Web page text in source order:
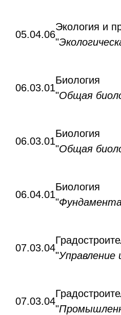
05.04.06
Экология и
"
06.03.01
Биология
"Общая
06.03.01
Биология
"Общая
06.04.01
Биология
"
07.03.04
"Управление
07.03.04
"